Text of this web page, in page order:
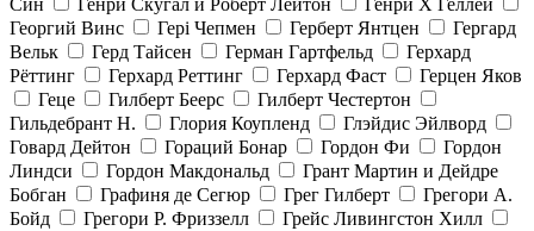
Син
Генри Скугал и Роберт Лейтон
Генри Х Геллей
Георгий Винс
Гері Чепмен Герберт Янтцен
Гергард
Вельк
Герд Тайсен Герман Гартфельд
Герхард
Рёттинг
Герхард Реттинг Герхард Фаст
Герцен Яков
Геце
Гилберт Беерс
Гилберт Честертон
Гильдебрант Н.
Глория Коупленд
Глэйдис Эйлворд
Говард Дейтон
Гораций Бонар Гордон Фи
Гордон
Линдси
Гордон Макдональд
Грант Мартин и Дейдре
Бобган
Графиня де Сегюр Грег Гилберт
Грегори А.
Бойд
Грегори Р. Фриззелл
Грейс Ливингстон Хилл